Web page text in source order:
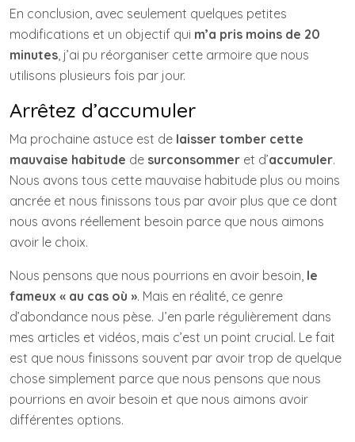
En conclusion, avec seulement quelques petites
modifications et un objectif qui m’a pris moins de 20
minutes, j’ai pu réorganiser cette armoire que nous
utilisons plusieurs fois par jour.
Arrêtez d’accumuler
Ma prochaine astuce est de laisser tomber cette
mauvaise habitude de surconsommer et d’accumuler.
Nous avons tous cette mauvaise habitude plus ou moins
ancrée et nous finissons tous par avoir plus que ce dont
nous avons réellement besoin parce que nous aimons
avoir le choix.
Nous pensons que nous pourrions en avoir besoin, le
fameux « au cas où ». Mais en réalité, ce genre
d’abondance nous pèse. J’en parle régulièrement dans
mes articles et vidéos, mais c’est un point crucial. Le fait
est que nous finissons souvent par avoir trop de quelque
chose simplement parce que nous pensons que nous
pourrions en avoir besoin et que nous aimons avoir
différentes options.